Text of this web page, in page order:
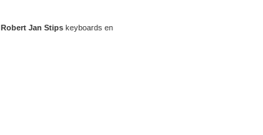
Robert Jan Stips keyboards en